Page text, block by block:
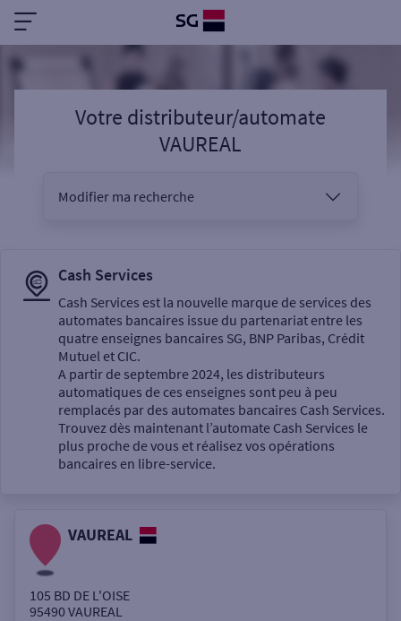
Votre distributeur/automate
VAUREAL
Modifier ma recherche
Sélectionnez votre recherche
Un service
Autour de moi
Cash Services
Cash Services est la nouvelle marque de services des
automates bancaires issue du partenariat entre les
quatre enseignes bancaires SG, BNP Paribas, Crédit
Mutuel et CIC.
A partir de septembre 2024, les distributeurs
automatiques de ces enseignes sont peu à peu
remplacés par des automates bancaires Cash Services.
Trouvez dès maintenant l’automate Cash Services le
plus proche de vous et réalisez vos opérations
bancaires en libre-service.
VAUREAL
105 BD DE L'OISE
95490VAUREAL